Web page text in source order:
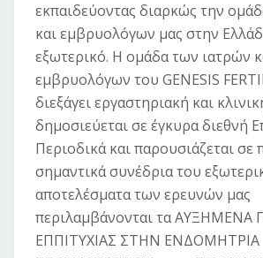
εκπαιδεύοντας διαρκώς την
και εμβρυολόγων μας στην
εξωτερικό. Η ομάδα των ιατρών
εμβρυολόγων του GENESIS
διεξάγει εργαστηριακή και
δημοσιεύεται σε έγκυρα διεθνή
Περιοδικά και παρουσιάζεται σε
σημαντικά συνέδρια του
αποτελέσματα των ερευνών μας
περιλαμβάνονται τα
ΕΠΠΙΤΥΧΙΑΣ ΣΤΗΝ ΕΝΔΟΜΗΤΡΙΑ